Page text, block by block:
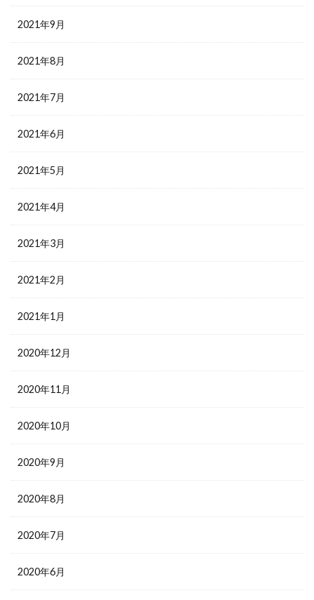
2021年9月
2021年8月
2021年7月
2021年6月
2021年5月
2021年4月
2021年3月
2021年2月
2021年1月
2020年12月
2020年11月
2020年10月
2020年9月
2020年8月
2020年7月
2020年6月